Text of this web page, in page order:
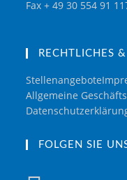
Fax + 49 30 554 91
RECHTLICHES
Stellenangebote
Allgemeine
FOLGEN SIE